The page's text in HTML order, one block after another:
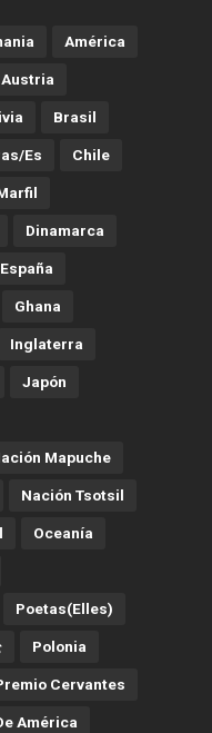
América
Austria
Brasil
es Chile
Dinamarca
España
Ghana
Inglaterra
Japón
Mapuche
Nación Tsotsil
Oceanía
Poetas(Elles)
Polonia
Cervantes
América